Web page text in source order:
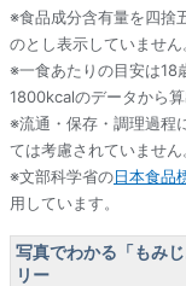
※食品成分含有量を四捨
のとし表示していません
※一食あたりの目安は18
1800kcalのデータから算
※流通・保存・調理過程
ては考慮されていません
※文部科学省の日本食品
用しています。
写真でわかる「もみ
リー